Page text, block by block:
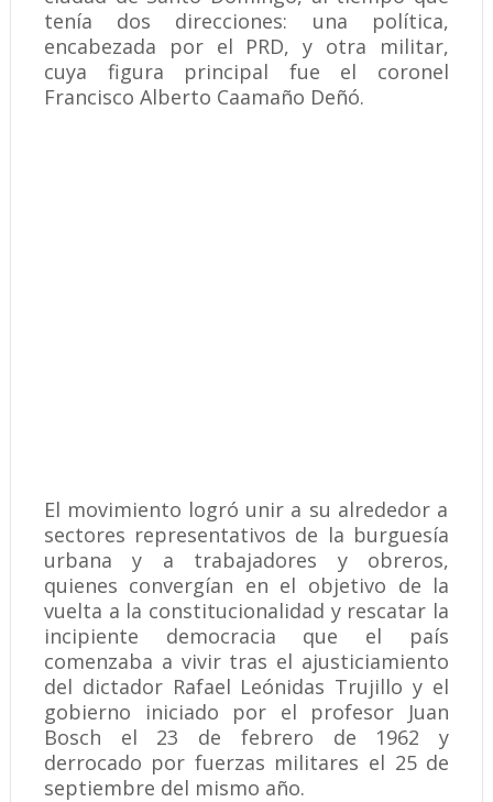
tenía dos direcciones: una política,
encabezada por el PRD, y otra militar,
cuya figura principal fue el coronel
Francisco Alberto Caamaño Deñó.
El movimiento logró unir a su alrededor a
sectores representativos de la burguesía
urbana y a trabajadores y obreros,
quienes convergían en el objetivo de la
vuelta a la constitucionalidad y rescatar la
incipiente democracia que el país
comenzaba a vivir tras el ajusticiamiento
del dictador Rafael Leónidas Trujillo y el
gobierno iniciado por el profesor Juan
Bosch el 23 de febrero de 1962 y
derrocado por fuerzas militares el 25 de
septiembre del mismo año.